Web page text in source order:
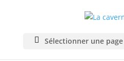
Sélectionner une page